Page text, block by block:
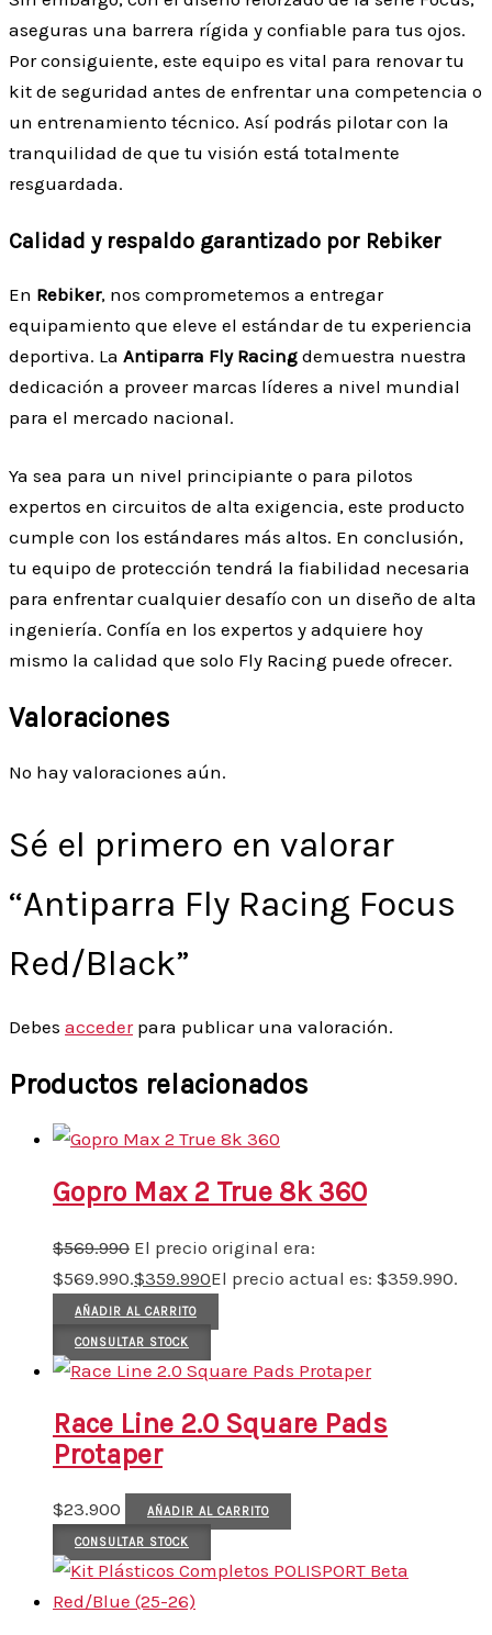
aseguras una barrera rígida y confiable para tus ojos.
Por consiguiente, este equipo es vital para renovar tu
kit de seguridad antes de enfrentar una competencia o
un entrenamiento técnico. Así podrás pilotar con la
tranquilidad de que tu visión está totalmente
resguardada.
Calidad y respaldo garantizado por Rebiker
En Rebiker, nos comprometemos a entregar
equipamiento que eleve el estándar de tu experiencia
deportiva. La Antiparra Fly Racing demuestra nuestra
dedicación a proveer marcas líderes a nivel mundial
para el mercado nacional.
Ya sea para un nivel principiante o para pilotos
expertos en circuitos de alta exigencia, este producto
cumple con los estándares más altos. En conclusión,
tu equipo de protección tendrá la fiabilidad necesaria
para enfrentar cualquier desafío con un diseño de alta
ingeniería. Confía en los expertos y adquiere hoy
mismo la calidad que solo Fly Racing puede ofrecer.
Valoraciones
No hay valoraciones aún.
Sé el primero en valorar
“Antiparra Fly Racing Focus
Red/Black”
Debes accederpara publicar una valoración.
Productos relacionados
Gopro Max 2 True 8k 360
$569.990 El precio original era:
$569.990.$359.990El precio actual es: $359.990.
AÑADIR AL CARRITO
CONSULTAR STOCK
Race Line 2.0 Square Pads
Protaper
$23.900 AÑADIR AL CARRITO
CONSULTAR STOCK